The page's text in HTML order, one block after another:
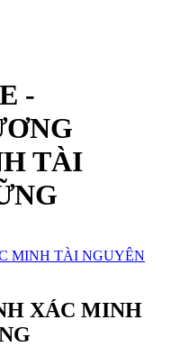
-
TÀI
MINH TÀI NGUYÊN
XÁC MINH